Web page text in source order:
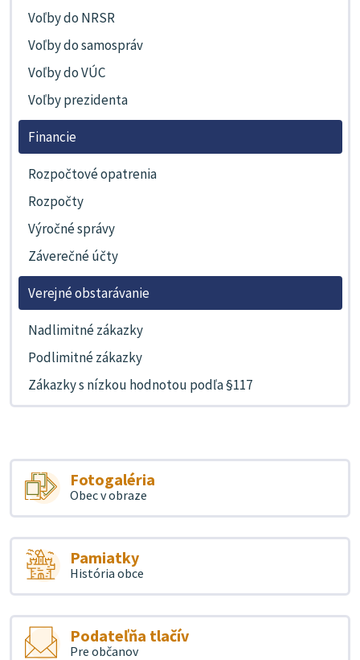
Voľby do NRSR
Voľby do samospráv
Voľby do VÚC
Voľby prezidenta
Financie
Rozpočtové opatrenia
Rozpočty
Výročné správy
Záverečné účty
Verejné obstarávanie
Nadlimitné zákazky
Podlimitné zákazky
Zákazky s nízkou hodnotou podľa §117
Fotogaléria
Obec v obraze
Pamiatky
História obce
Podateľňa tlačív
Pre občanov